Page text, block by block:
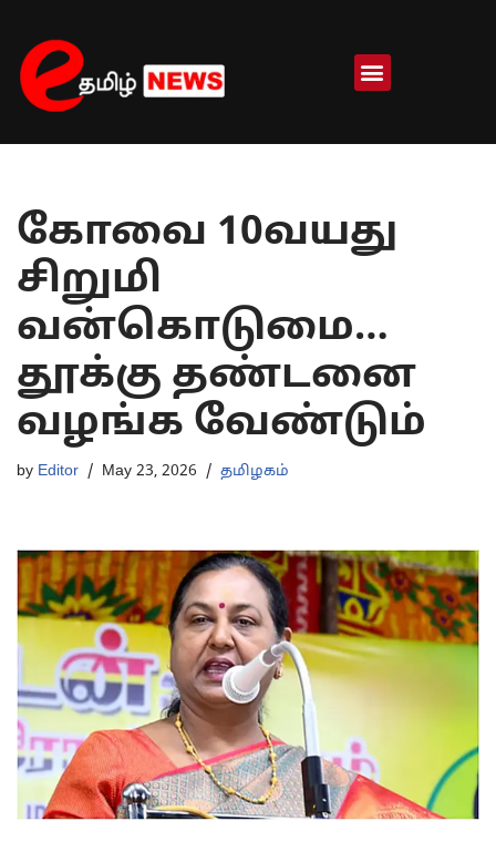
Skip
to
content
கோவை 10வயது
சிறுமி
வன்கொடுமை…
தூக்கு தண்டனை
வழங்க வேண்டும்
by Editor May 23, 2026 தமிழகம்